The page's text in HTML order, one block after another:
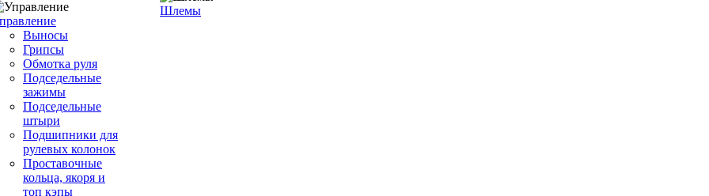
Выносы
Грипсы
Обмотка руля
Подседельные
зажимы
Подседельные
штыри
Подшипники для
рулевых колонок
Проставочные
кольца, якоря и
топ кэпы
Шлемы